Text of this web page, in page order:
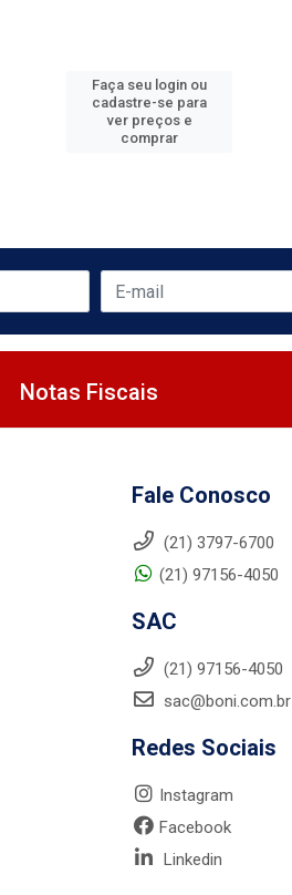
Faça seu login ou
cadastre-se para
ver preços e
comprar
Notas Fiscais
Fale Conosco
(21) 3797-6700
(21) 97156-4050
SAC
(21) 97156-4050
sac@boni.com.br
Redes Sociais
Instagram
Facebook
Linkedin